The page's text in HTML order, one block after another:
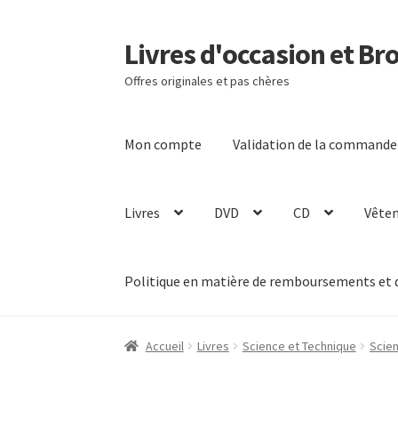
Aller
à
la
Aller
au
contenu
Livres d'occasion et
Offres originales et pas chères
Mon compte Validation de la commande
Livres DVD CD
Politique en matière de remboursements et
Accueil Livres Science et Technique